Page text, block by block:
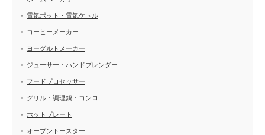
電気ポット・電気ケトル
コーヒーメーカー
ヨーグルトメーカー
ジューサー・ハンドブレンダー
フードプロセッサー
グリル・調理鍋・コンロ
ホットプレート
オーブントースター